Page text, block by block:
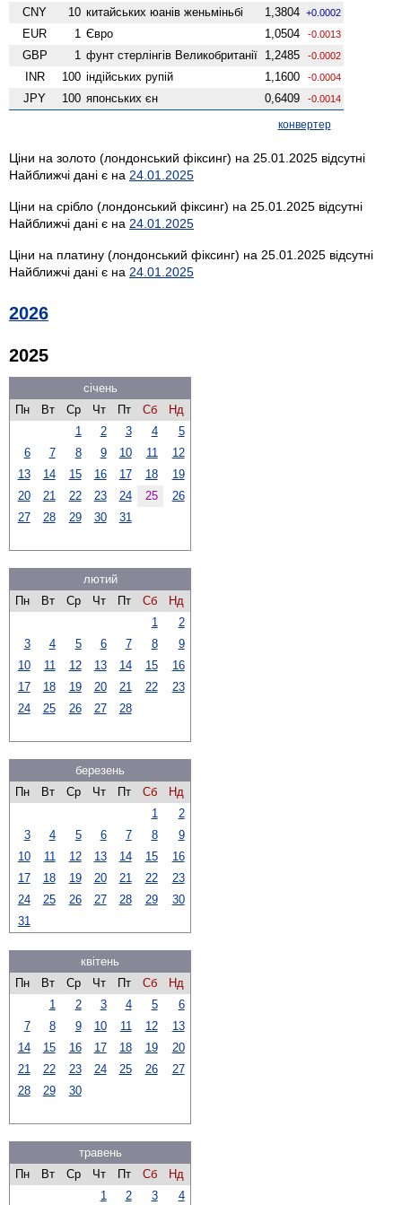
CNY 10 китайських юанів женьмiньбi 1,3804 +0.0002
EUR 1 Євро 1,0504 -0.0013
GBP 1 фунт стерлінгів Велико­британії 1,2485 -0.0002
INR 100 індійських рупій 1,1600 -0.0004
JPY 100 японських єн 0,6409 -0.0014
конвертер
Ціни на золото (лондонський фіксинг) на 25.01.2025 відсутні
Найближчі дані є на 24.01.2025
Ціни на срібло (лондонський фіксинг) на 25.01.2025 відсутні
Найближчі дані є на 24.01.2025
Ціни на платину (лондонський фіксинг) на 25.01.2025 відсутні
Найближчі дані є на 24.01.2025
2026
2025
січень
Пн
Вт Ср Чт Пт Сб
Нд
1
2 3 4
5
6
7 8 9 10 11
12
13
14 15 16 17 18
19
20
21 22 23 24 25
26
27
28 29 30 31
лютий
Пн
Вт Ср Чт Пт Сб
Нд
1
2
3
4 5 6 7 8
9
10
11 12 13 14 15
16
17
18 19 20 21 22
23
24
25 26 27 28
березень
Пн
Вт Ср Чт Пт Сб
Нд
1
2
3
4 5 6 7 8
9
10
11 12 13 14 15
16
17
18 19 20 21 22
23
24
25 26 27 28 29
30
31
квітень
Пн
Вт Ср Чт Пт Сб
Нд
1
2 3 4 5
6
7
8 9 10 11 12
13
14
15 16 17 18 19
20
21
22 23 24 25 26
27
28
29 30
травень
Пн
Вт Ср Чт Пт Сб
Нд
1
2 3 4